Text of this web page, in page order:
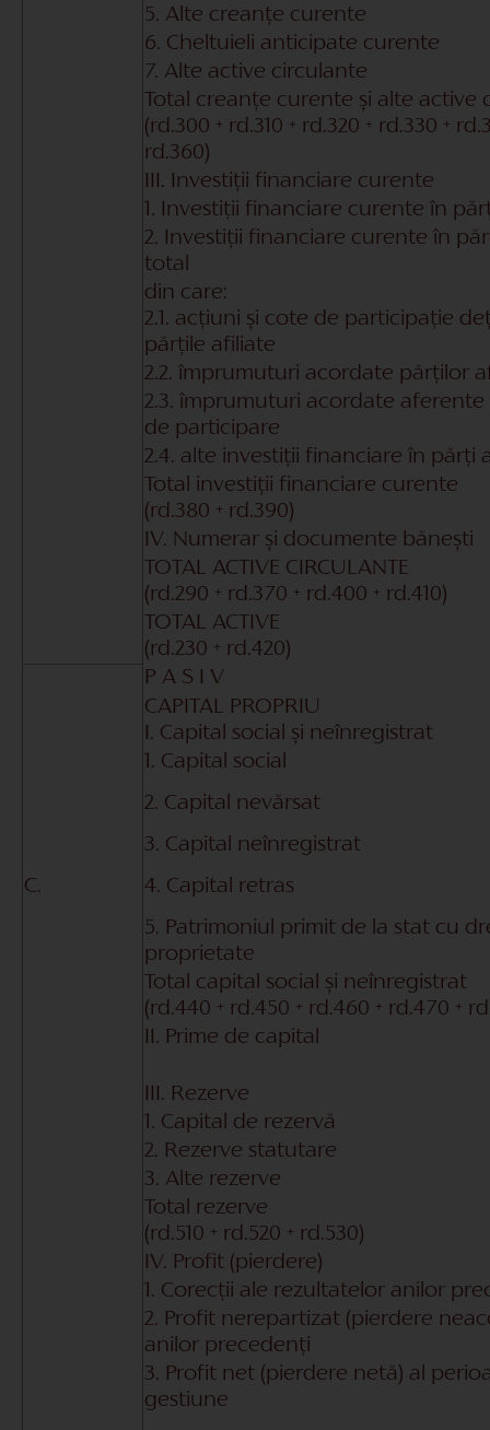
5. Alte creanțe curente
6. Cheltuieli anticipate curente
7. Alte active circulante
Total creanțe curente și alte active
(rd.300 + rd.310 + rd.320 + rd.330 +
rd.360)
III. Investiții financiare curente
1. Investiții financiare curente în
2. Investiții financiare curente în
total
din care:
2.1. acțiuni și cote de participație
părțile afiliate
2.2. împrumuturi acordate părților
2.3. împrumuturi acordate aferente
de participare
2.4. alte investiții financiare în părți
Total investiții financiare curente
(rd.380 + rd.390)
IV. Numerar și documente bănești
TOTAL ACTIVE CIRCULANTE
(rd.290 + rd.370 + rd.400 + rd.410)
TOTAL ACTIVE
(rd.230 + rd.420)
P A S I V
C.
CAPITAL PROPRIU
I. Capital social și neînregistrat
1. Capital social
2. Capital nevărsat
3. Capital neînregistrat
4. Capital retras
5. Patrimoniul primit de la stat cu
proprietate
Total capital social și neînregistrat
(rd.440 + rd.450 + rd.460 + rd.470 +
II. Prime de capital
III. Rezerve
1. Capital de rezervă
2. Rezerve statutare
3. Alte rezerve
Total rezerve
(rd.510 + rd.520 + rd.530)
IV. Profit (pierdere)
1. Corecții ale rezultatelor anilor
2. Profit nerepartizat (pierdere
anilor precedenți
3. Profit net (pierdere netă) al
gestiune